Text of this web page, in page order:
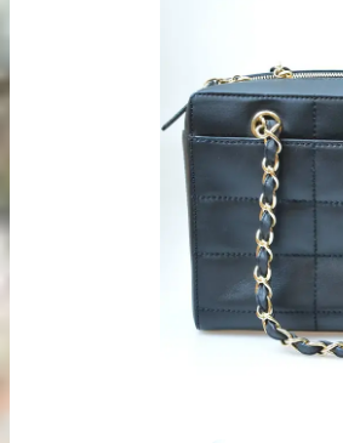
LINE査定